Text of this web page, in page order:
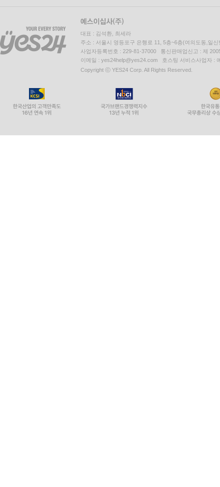
대표 : 김석환, 최세라
주소 : 서울시 영등포구 은행로 11, 5층~6층(여의도동,일신
사업자등록번호 : 229-81-37000 통신판매업신고 : 제
이메일 : yes24help@yes24.com 호스팅 서비스사업자 :
Copyright ⓒ YES24 Corp. All Rights Reserved.